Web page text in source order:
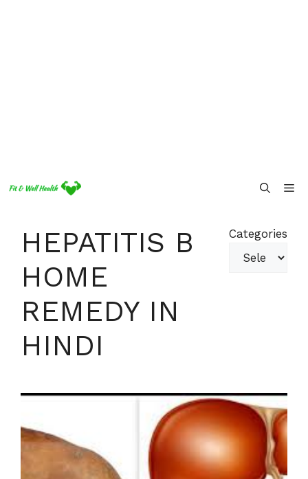
HEPATITIS B
HOME
REMEDY IN
HINDI
Categories